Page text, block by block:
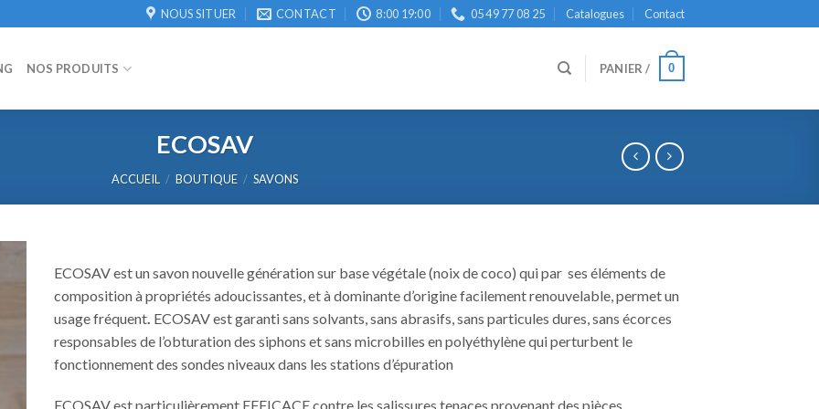
NOUS SITUER CONTACT 8:00 19:00 05 49 77 08 25 Catalogues Contact
NOS PRODUITS PANIER / 0
ECOSAV
ACCUEIL / BOUTIQUE / SAVONS
ECOSAV est un savon nouvelle génération sur base végétale (noix de coco) qui par ses éléments de
composition à propriétés adoucissantes, et à dominante d’origine facilement renouvelable, permet un
usage fréquent ECOSAVest garanti sans solvants, sans abrasifs, sans particules dures, sans écorces
responsables de l’obturation des siphons et sans microbilles en polyéthylène qui perturbent le
fonctionnement des sondes niveaux dans les stations d’épuration
ECOSAV est particulièrement EFFICACE contre les salissures tenaces provenant des pièces